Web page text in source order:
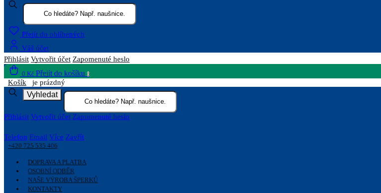
Přejít do oblíbených
Váš účet
Přihlásit Vytvořit účet Zapomenuté heslo
0 Kč Přejít do košíku 0
Košík je prázdný
Vyhledat
Přihlásit Vytvořit účet Zapomenuté heslo
Telefon Email Více Zavřít
+420 725 535 406
DOPRAVA A PLATBA
OSOBNÍ ODBĚR
NAŠE VÝROBA ŠPERKŮ
KONTAKTY